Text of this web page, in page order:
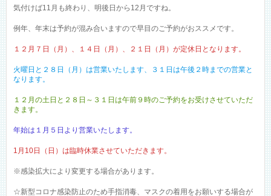
気付けば11月も終わり、明後日から12月ですね。
例年、年末は予約が混み合いますので早目のご予約がおススメです。
１２月７日（月）、１４日（月）、２１日（月）が定休日となります。
火曜日と２８日（月）は営業いたします、３１日は午後２時までの営業と
なります。
１２月の土日と２８日～３１日は午前９時のご予約をお受けさせていただ
きます。
年始は１月５日より営業いたします。
1月10日（日）は臨時休業させていただきます。
※感染拡大により変更する場合があります。
☆新型コロナ感染防止のため手指消毒、マスクの着用をお願いする場合が